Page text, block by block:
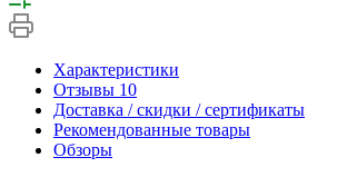
Характеристики
Отзывы 10
Доставка / скидки / сертификаты
Рекомендованные товары
Обзоры